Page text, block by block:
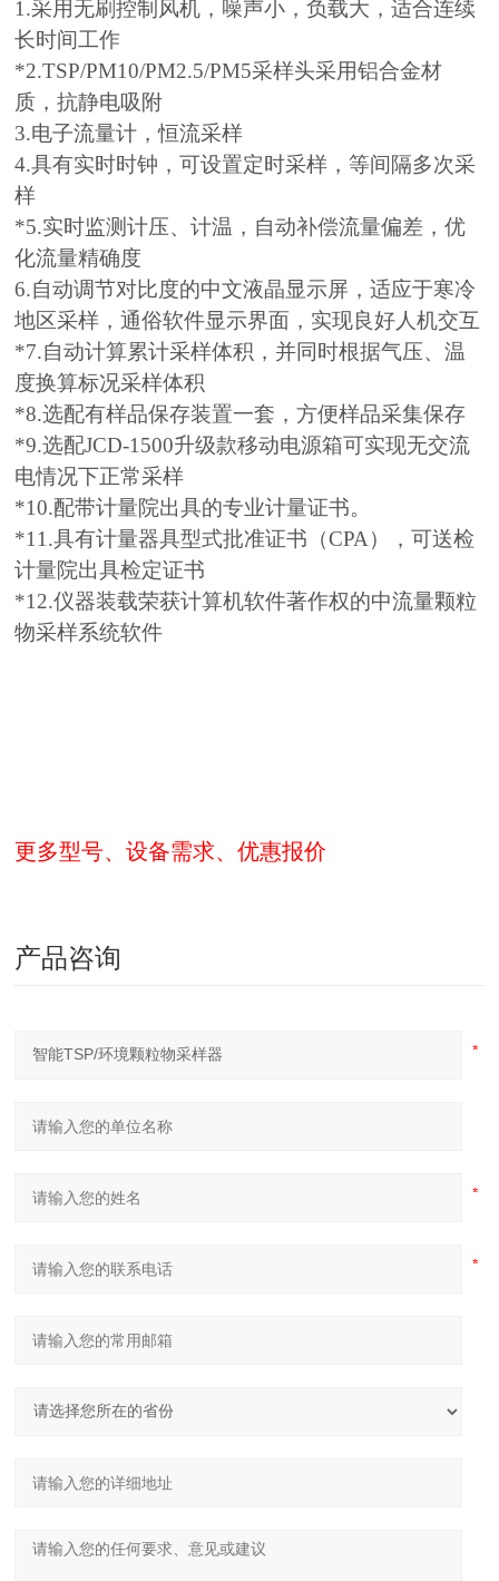
1.采用无刷控制风机，噪声小，负载大，适合连续
长时间工作
*2.TSP/PM10/PM2.5/PM5采样头采用铝合金材
质，抗静电吸附
3.电子流量计，恒流采样
4.具有实时时钟，可设置定时采样，等间隔多次采
样
*5.实时监测计压、计温，自动补偿流量偏差，优
化流量精确度
6.自动调节对比度的中文液晶显示屏，适应于寒冷
地区采样，通俗软件显示界面，实现良好人机交互
*7.自动计算累计采样体积，并同时根据气压、温
度换算标况采样体积
*8.选配有样品保存装置一套，方便样品采集保存
*9.选配JCD-1500升级款移动电源箱可实现无交流
电情况下正常采样
*10.配带计量院出具的专业计量证书。
*11.具有计量器具型式批准证书（CPA），可送检
计量院出具检定证书
*12.仪器装载荣获计算机软件著作权的中流量颗粒
物采样系统软件
更多型号、设备需求、优惠报价
产品咨询